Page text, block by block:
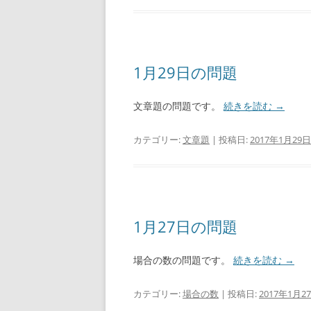
1月29日の問題
文章題の問題です。 続きを読む →
カテゴリー:文章題 | 投稿日:2017年1月29日
1月27日の問題
場合の数の問題です。 続きを読む →
カテゴリー:場合の数 | 投稿日:2017年1月